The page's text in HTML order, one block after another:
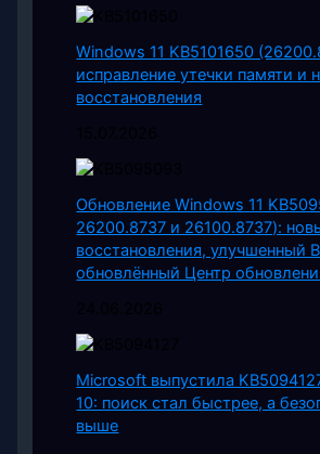
Windows 11 KB5101650
исправление утечки памяти и
восстановления
Обновление Windows 11
26200.8737 и 26100.8737):
восстановления, улучшенный
обновлённый Центр
Microsoft выпустила
10: поиск стал быстрее, а
выше